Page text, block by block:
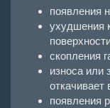
появления
ухудшения
скопления
износа или
откачивает
появления